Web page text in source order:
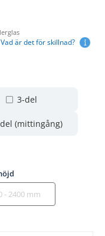
Vad är det för skillnad?
3-del
(mittingång)